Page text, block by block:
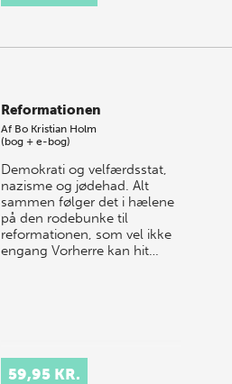
Reformationen
Af Bo Kristian Holm
(bog + e-bog)
Demokrati og velfærdsstat,
nazisme og jødehad. Alt
sammen følger det i hælene
på den rodebunke til
reformationen, som vel ikke
engang Vorherre kan hit…
59,95 KR.